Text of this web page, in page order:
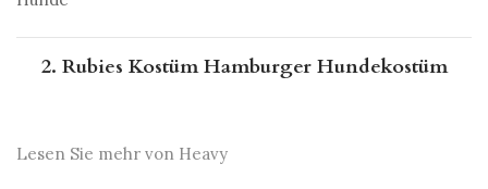
2. Rubies Kostüm Hamburger Hundekostüm
Lesen Sie mehr von Heavy